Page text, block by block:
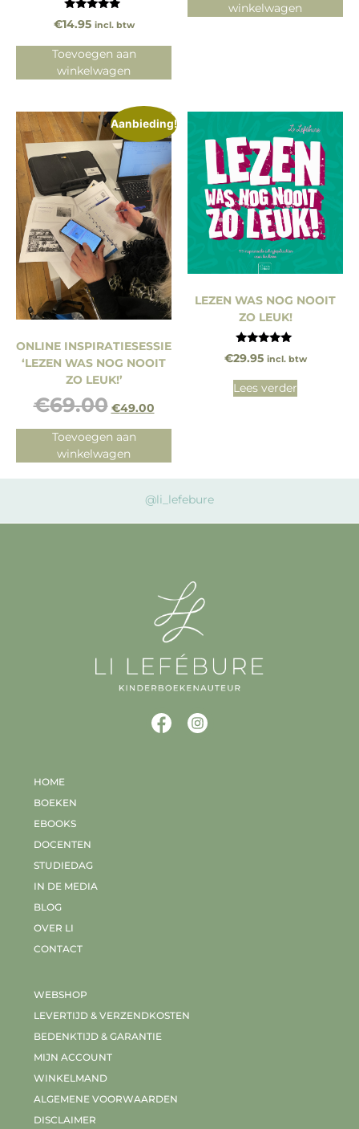
Gewaardeerd
4.75
€14.95 incl. btw
Toevoegen aan
winkelwagen
winkelwagen
Aanbieding!
ONLINE INSPIRATIESESSIE
‘LEZEN WAS NOG NOOIT
ZO LEUK!’
€69.00 €49.00
Toevoegen aan
winkelwagen
LEZEN WAS NOG NOOIT
ZO LEUK!
Gewaardeerd
5.00
€29.95 incl. btw
Lees verder
@li_lefebure
HOME
BOEKEN
EBOOKS
DOCENTEN
STUDIEDAG
IN DE MEDIA
BLOG
OVER LI
CONTACT
WEBSHOP
LEVERTIJD & VERZENDKOSTEN
BEDENKTIJD & GARANTIE
MIJN ACCOUNT
WINKELMAND
ALGEMENE VOORWAARDEN
DISCLAIMER